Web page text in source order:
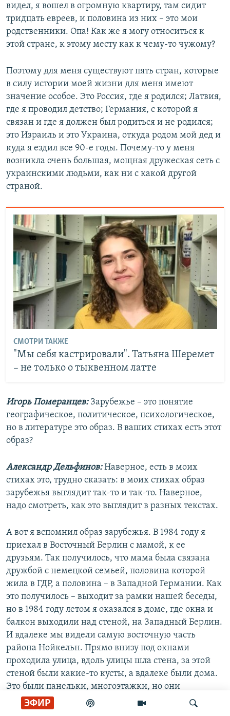
ЭФИР
видел, я вошел в огромную квартиру, там сидит
тридцать евреев, и половина из них – это мои
родственники. Опа! Как же я могу относиться к
этой стране, к этому месту как к чему-то чужому?
Поэтому для меня существуют пять стран, которые
в силу истории моей жизни для меня имеют
значение особое. Это Россия, где я родился; Латвия,
где я проводил детство; Германия, с которой я
связан и где я должен был родиться и не родился;
это Израиль и это Украина, откуда родом мой дед и
куда я ездил все 90-е годы. Почему-то у меня
возникла очень большая, мощная дружеская сеть с
украинскими людьми, как ни с какой другой
страной.
СМОТРИ ТАКЖЕ
"Мы себя кастрировали". Татьяна Шеремет
– не только о тыквенном латте
Игорь Померанцев: Зарубежье – это понятие
географическое, политическое, психологическое,
но в литературе это образ. В ваших стихах есть этот
образ?
Александр Дельфинов:Наверное, есть в моих
стихах это, трудно сказать: в моих стихах образ
зарубежья выглядит так-то и так-то. Наверное,
надо смотреть, как это выглядит в разных текстах.
А вот я вспомнил образ зарубежья. В 1984 году я
приехал в Восточный Берлин с мамой, к ее
друзьям. Так получилось, что мама была связана
дружбой с немецкой семьей, половина которой
жила в ГДР, а половина – в Западной Германии. Как
это получилось – выходит за рамки нашей беседы,
но в 1984 году летом я оказался в доме, где окна и
балкон выходили над стеной, на Западный Берлин.
И вдалеке мы видели самую восточную часть
района Нойкельн. Прямо внизу под окнами
проходила улица, вдоль улицы шла стена, за этой
стеной были какие-то кусты, а вдалеке были дома.
Это были панельки, многоэтажки, но они
отличались от советских потому, что были разного
размера, несимметричные, у них были